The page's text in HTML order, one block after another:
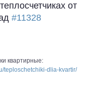
от
#11328
квартирные:
teploschetchiki-dlia-kvartir/